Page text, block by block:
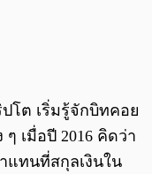
โต เริ่มรู้จักบิทคอย
เมื่อปี 2016 คิดว่า
แทนที่สกุลเงินใน